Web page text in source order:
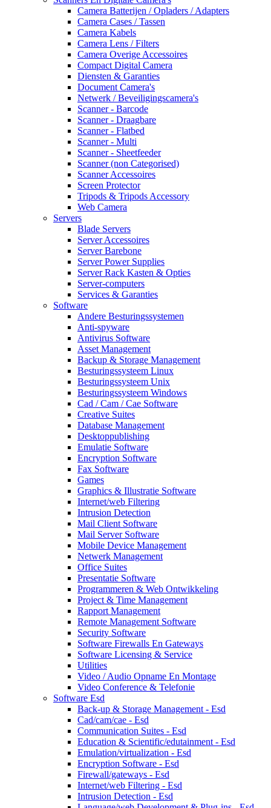
Camera Batterijen / Opladers / Adapters
Camera Cases / Tassen
Camera Kabels
Camera Lens / Filters
Camera Overige Accessoires
Compact Digital Camera
Diensten & Garanties
Document Camera's
Netwerk / Beveiligingscamera's
Scanner - Barcode
Scanner - Draagbare
Scanner - Flatbed
Scanner - Multi
Scanner - Sheetfeeder
Scanner (non Categorised)
Scanner Accessoires
Screen Protector
Tripods & Tripods Accessory
Web Camera
Servers
Blade Servers
Server Accessoires
Server Barebone
Server Power Supplies
Server Rack Kasten & Opties
Server-computers
Services & Garanties
Software
Andere Besturingssystemen
Anti-spyware
Antivirus Software
Asset Management
Backup & Storage Management
Besturingssysteem Linux
Besturingssysteem Unix
Besturingssysteem Windows
Cad / Cam / Cae Software
Creative Suites
Database Management
Desktoppublishing
Emulatie Software
Encryption Software
Fax Software
Games
Graphics & Illustratie Software
Internet/web Filtering
Intrusion Detection
Mail Client Software
Mail Server Software
Mobile Device Management
Netwerk Management
Office Suites
Presentatie Software
Programmeren & Web Ontwikkeling
Project & Time Management
Rapport Management
Remote Management Software
Security Software
Software Firewalls En Gateways
Software Licensing & Service
Utilities
Video / Audio Opname En Montage
Video Conference & Telefonie
Software Esd
Back-up & Storage Management - Esd
Cad/cam/cae - Esd
Communication Suites - Esd
Education & Scientific/edutainment - Esd
Emulation/virtualization - Esd
Encryption Software - Esd
Firewall/gateways - Esd
Internet/web Filtering - Esd
Intrusion Detection - Esd